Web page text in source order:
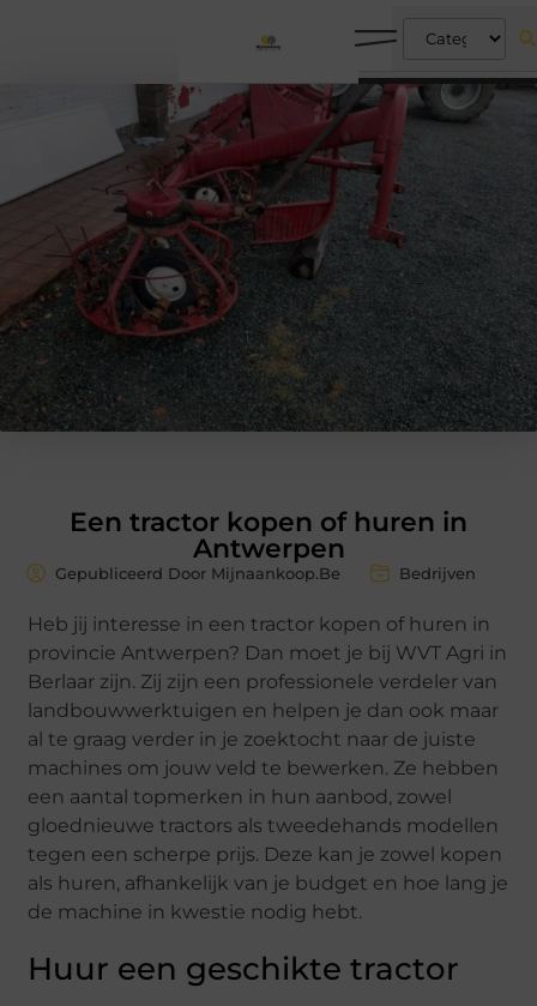
Een tractor kopen of huren in
Antwerpen
Gepubliceerd Door Mijnaankoop.Be Bedrijven
Heb jij interesse in een tractor kopen of huren in
provincie Antwerpen? Dan moet je bij WVT Agri in
Berlaar zijn. Zij zijn een professionele verdeler van
landbouwwerktuigen en helpen je dan ook maar
al te graag verder in je zoektocht naar de juiste
machines om jouw veld te bewerken. Ze hebben
een aantal topmerken in hun aanbod, zowel
gloednieuwe tractors als tweedehands modellen
tegen een scherpe prijs. Deze kan je zowel kopen
als huren, afhankelijk van je budget en hoe lang je
de machine in kwestie nodig hebt.
Huur een geschikte tractor